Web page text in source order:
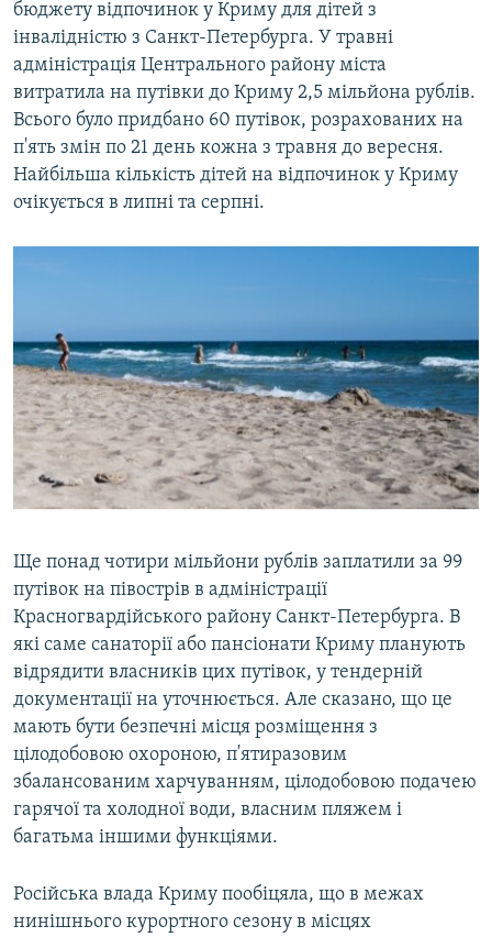
бюджету відпочинок у Криму для дітей з
інвалідністю з Санкт-Петербурга. У травні
адміністрація Центрального району міста
витратила на путівки до Криму 2,5 мільйона рублів.
Всього було придбано 60 путівок, розрахованих на
п'ять змін по 21 день кожна з травня до вересня.
Найбільша кількість дітей на відпочинок у Криму
очікується в липні та серпні.
Ще понад чотири мільйони рублів заплатили за 99
путівок на півострів в адміністрації
Красногвардійського району Санкт-Петербурга. В
які саме санаторії або пансіонати Криму планують
відрядити власників цих путівок, у тендерній
документації на уточнюється. Але сказано, що це
мають бути безпечні місця розміщення з
цілодобовою охороною, п'ятиразовим
збалансованим харчуванням, цілодобовою подачею
гарячої та холодної води, власним пляжем і
багатьма іншими функціями.
Російська влада Криму пообіцяла, що в межах
нинішнього курортного сезону в місцях